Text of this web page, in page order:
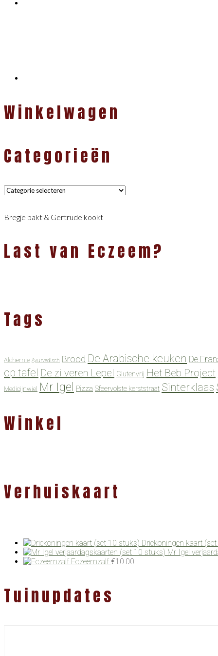
Winkelwagen
Categorieën
Categorieën
Bregje bakt & Gertrude kookt
Last van Eczeem?
Tags
Alchemie Ayurvedisch Brood De Arabische keuken De
op tafel De zilveren Lepel Glutenvrij Het Beb Project
Medicijnwiel Mr Igel Pizza Sfeervolste kerststraat Sinterklaas
Winkel
Verhuiskaart
Driekoningen kaart
Mr Igel
Eczeemzalf €10.00
Tuinupdates